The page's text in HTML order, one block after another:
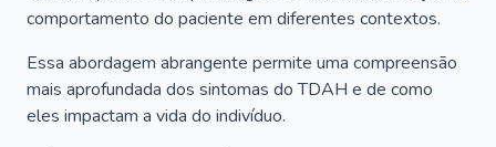
comportamento do paciente em diferentes contextos.
Essa abordagem abrangente permite uma compreensão
mais aprofundada dos sintomas do TDAH e de como
eles impactam a vida do indivíduo.